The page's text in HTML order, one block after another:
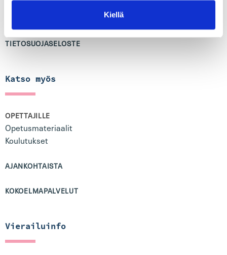
Kiellä
TIETOSUOJASELOSTE
Katso myös
OPETTAJILLE
Opetusmateriaalit
Koulutukset
AJANKOHTAISTA
KOKOELMAPALVELUT
Vierailuinfo